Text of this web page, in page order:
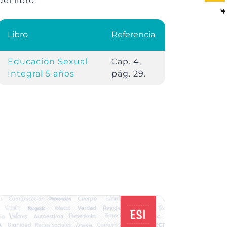
Libro Referencia
Educación Sexual
Integral 5 años
Cap. 4,
pág. 29.